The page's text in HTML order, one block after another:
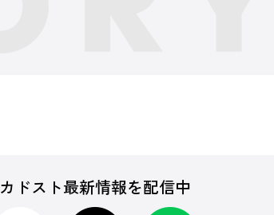
カドスト最新情報を配信中